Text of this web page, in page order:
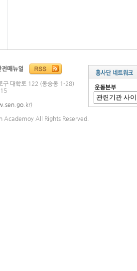
구 대학로 122 (동숭동 1-28)
)
Academoy All Rights Reserved.